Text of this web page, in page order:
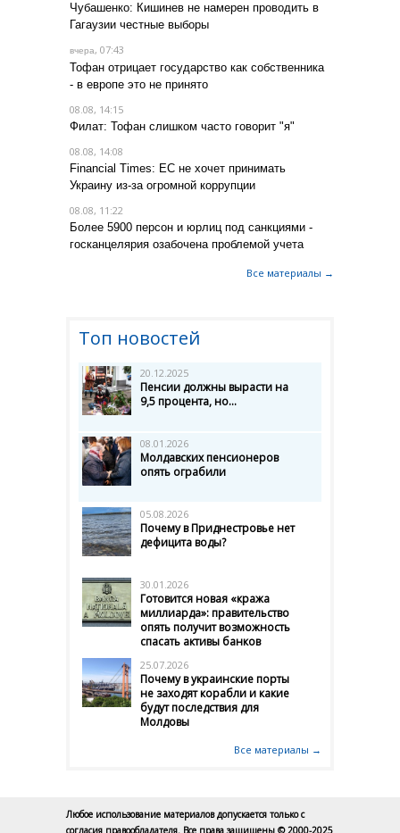
Чубашенко: Кишинев не намерен проводить в
Гагаузии честные выборы
вчера, 07:43
Тофан отрицает государство как собственника
- в европе это не принято
08.08, 14:15
Филат: Тофан слишком часто говорит "я"
08.08, 14:08
Financial Times: ЕС не хочет принимать
Украину из-за огромной коррупции
08.08, 11:22
Более 5900 персон и юрлиц под санкциями -
госканцелярия озабочена проблемой учета
Все материалы →
Топ новостей
20.12.2025
Пенсии должны вырасти на
9,5 процента, но...
08.01.2026
Молдавских пенсионеров
опять ограбили
05.08.2026
Почему в Приднестровье нет
дефицита воды?
30.01.2026
Готовится новая «кража
миллиарда»: правительство
опять получит возможность
спасать активы банков
25.07.2026
Почему в украинские порты
не заходят корабли и какие
будут последствия для
Молдовы
Все материалы →
Любое использование материалов допускается только с
согласия правообладателя. Все права защищены © 2000-2025